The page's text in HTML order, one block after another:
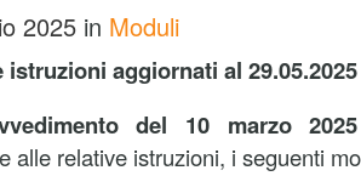
2025 in Moduli
istruzioni aggiornati al 29.05.2025
del 10 marzo
alle relative istruzioni, i seguenti